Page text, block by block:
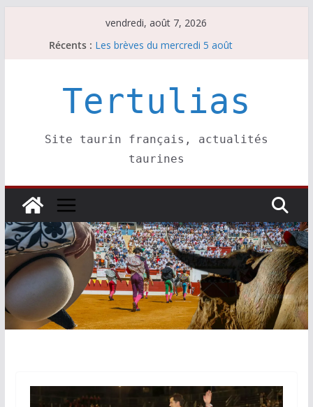
vendredi, août 7, 2026
Récents : Les brèves du mercredi 5 août
Escalafón 2026 – novilleros –
Les brèves du jeudi 6 août
Tertulias
Site taurin français, actualités
taurines